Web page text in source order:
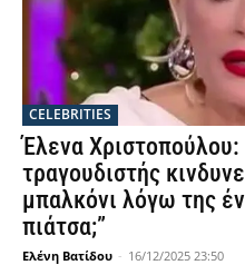
CELEBRITIES
Έλενα
τραγουδιστής
μπαλκόνι λόγω της
πιάτσα;”
Ελένη Βατίδου - 16/12/2025 23:50